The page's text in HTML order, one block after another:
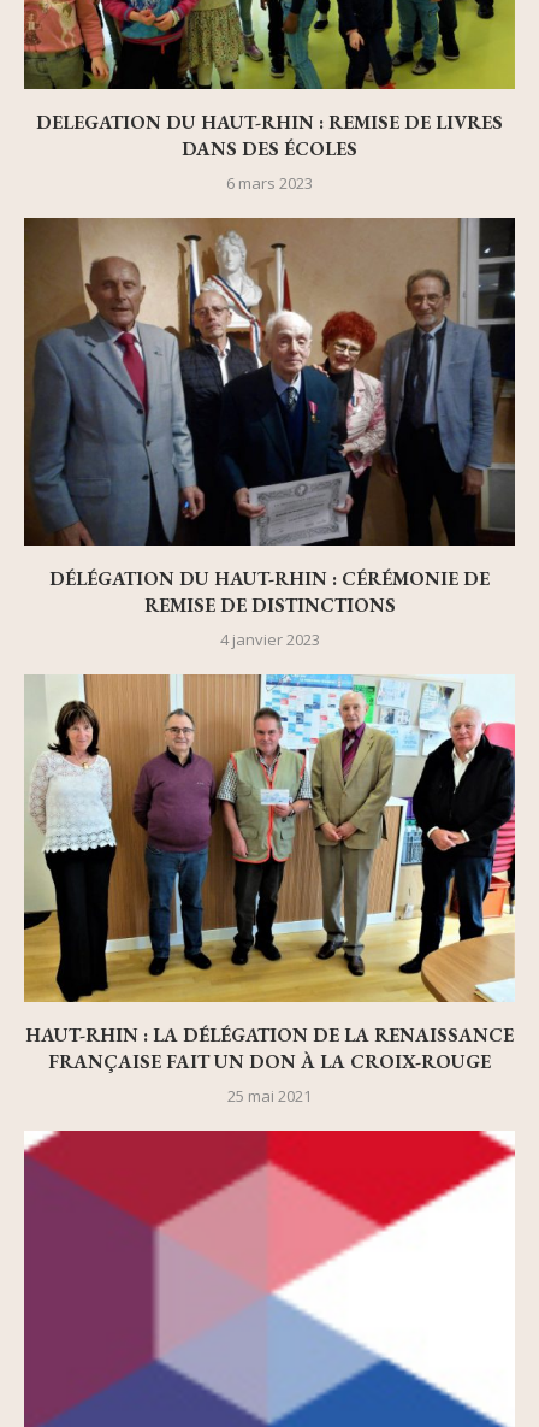
DELEGATION DU HAUT-RHIN : REMISE DE LIVRES
DANS DES ÉCOLES
6 mars 2023
DÉLÉGATION DU HAUT-RHIN : CÉRÉMONIE DE
REMISE DE DISTINCTIONS
4 janvier 2023
HAUT-RHIN : LA DÉLÉGATION DE LA RENAISSANCE
FRANÇAISE FAIT UN DON À LA CROIX-ROUGE
25 mai 2021